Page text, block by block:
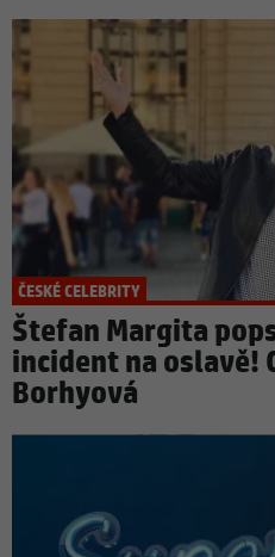
ČESKÉ CELEBRITY
Štefan Margita
incident na oslavě!
Borhyová